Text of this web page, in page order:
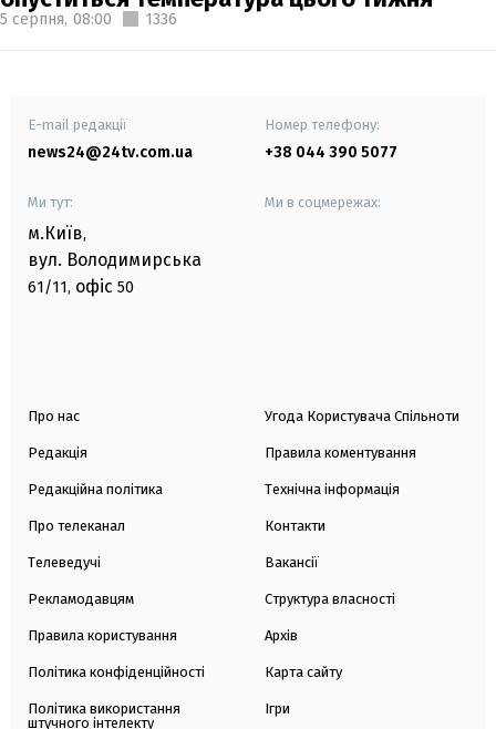
5 серпня, 08:00 1336
E-mail редакції
news24@24tv.com.ua
Номер телефону:
+38 044 390 5077
Ми тут:
м.Київ,
вул. Володимирська
61/11, офіс 50
Ми в соцмережах:
Про нас
Редакція
Редакційна політика
Про телеканал
Телеведучі
Рекламодавцям
Правила користування
Політика конфіденційності
Політика використання
штучного інтелекту
Угода Користувача Спільноти
Правила коментування
Технічна інформація
Контакти
Вакансії
Структура власності
Архів
Карта сайту
Ігри